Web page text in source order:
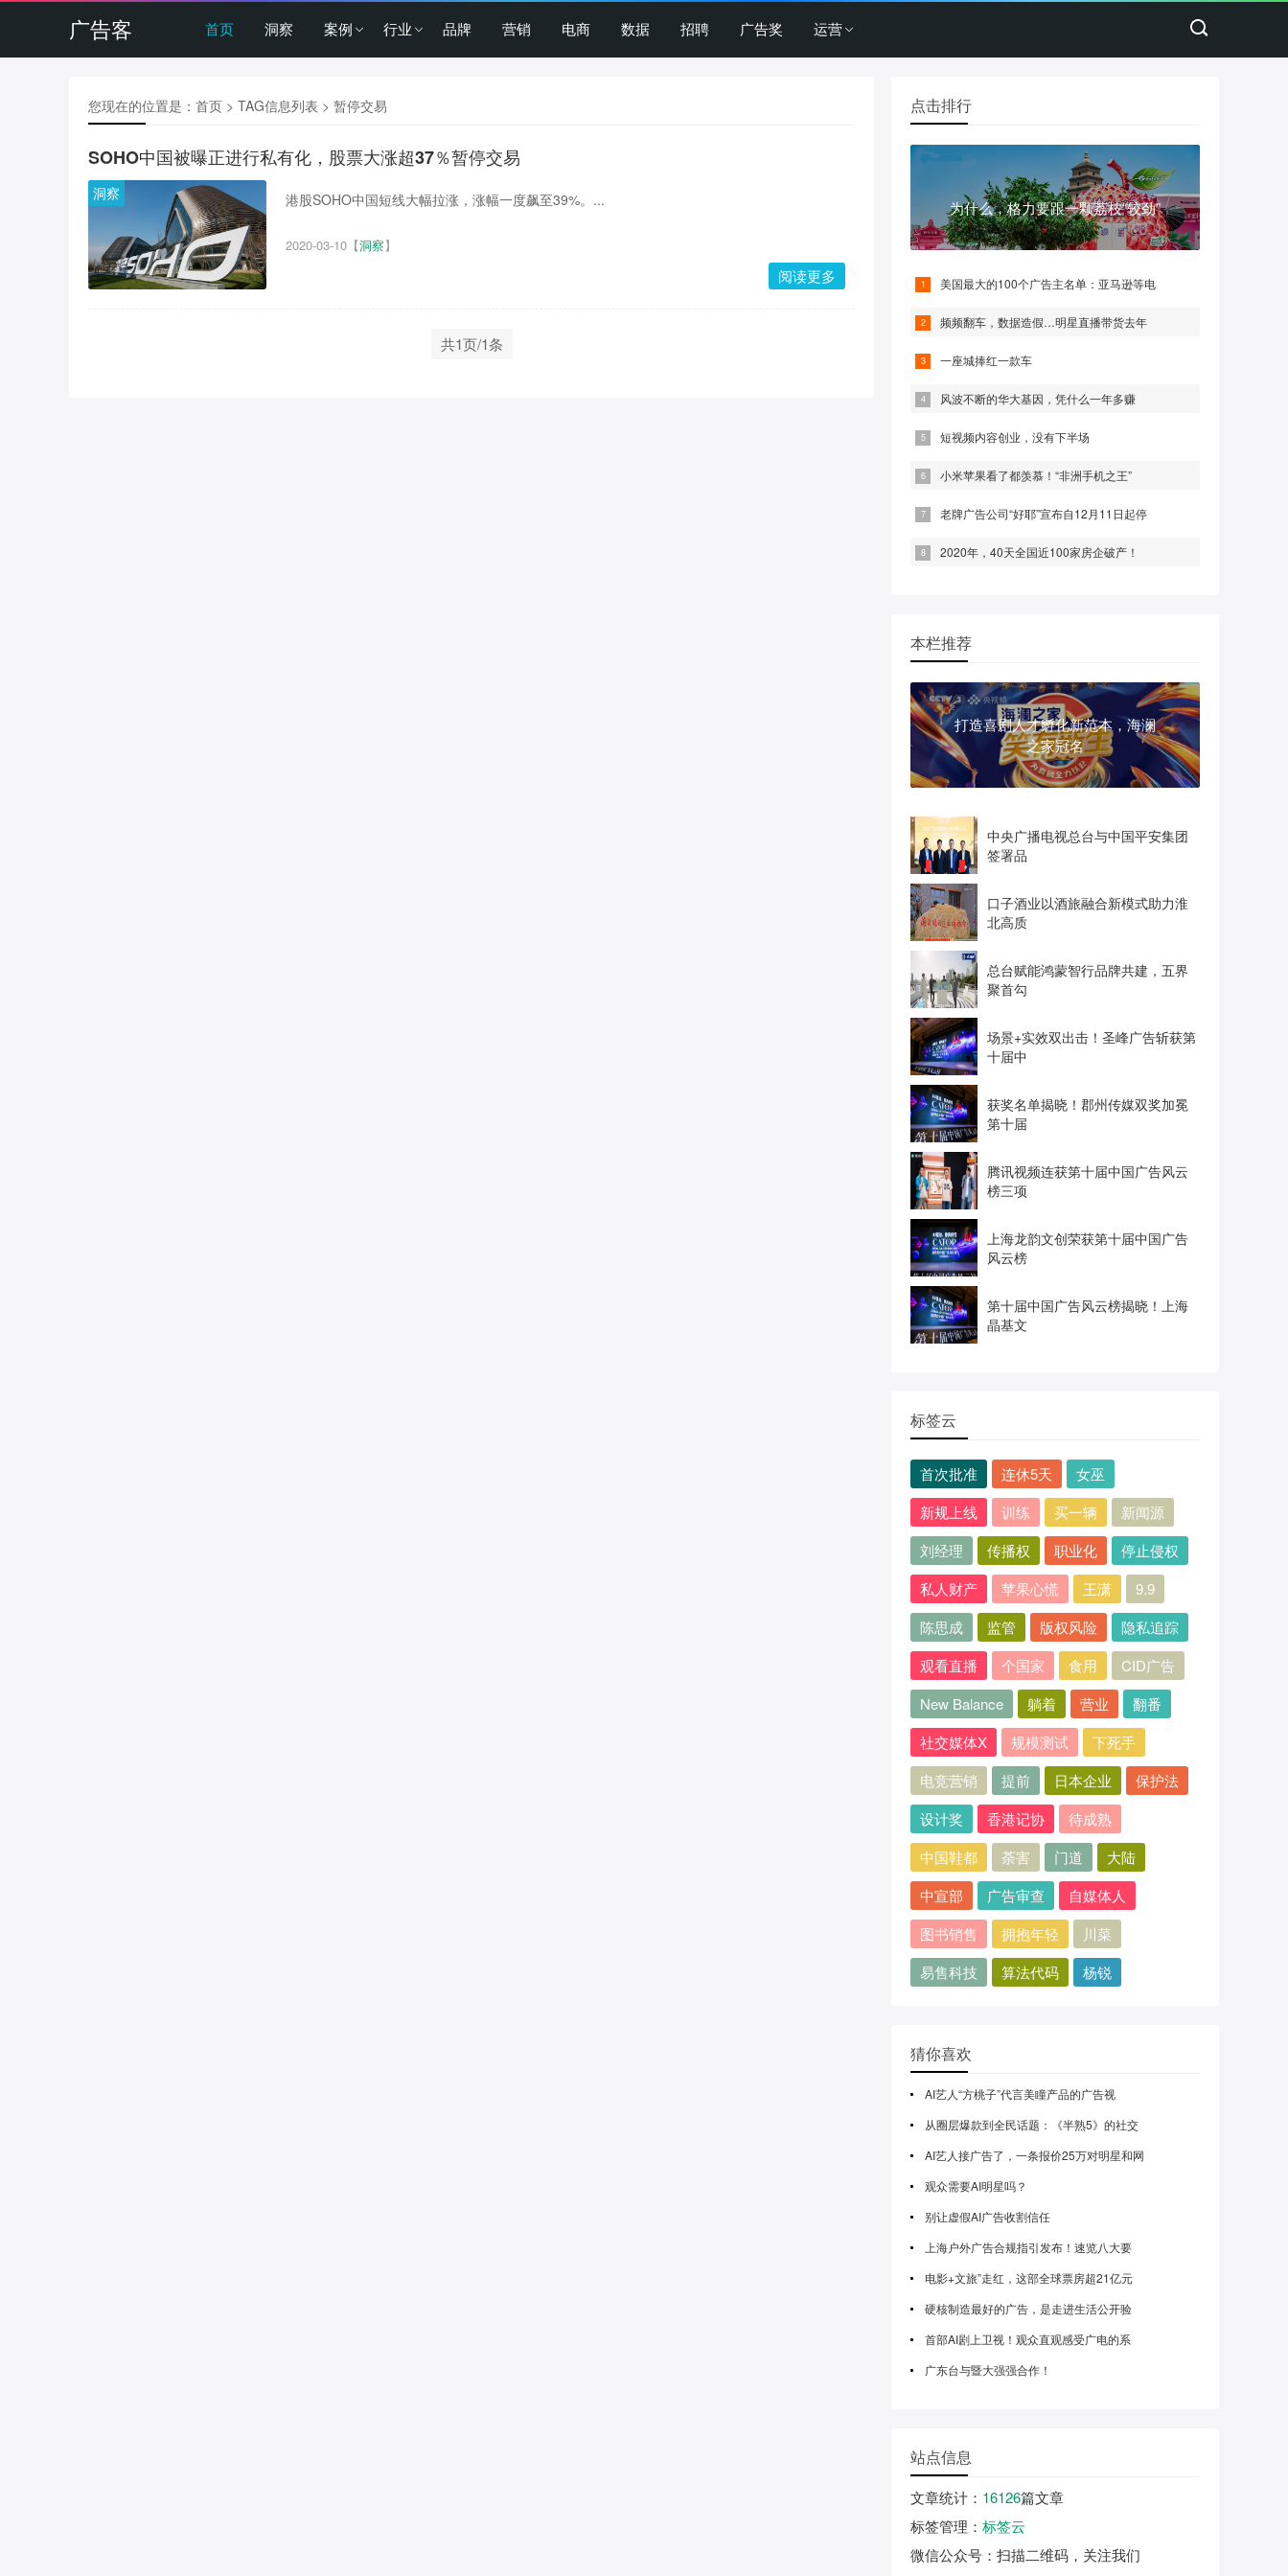
广告客 首页 洞察 案例 行业 品牌 营销 电商 数据 招聘 广告奖 运营
您现在的位置是： 首页 > TAG信息列表 > 暂停交易
SOHO中国被曝正进行私有化，股票大涨超37％暂停交易
洞察 港股SOHO中国短线大幅拉涨，涨幅一度飙至39%。...
2020-03-10【洞察】
阅读更多
共1页/1条
点击排行
为什么，格力要跟一颗荔枝“较劲”
美国最大的100个广告主名单：亚马逊等电
频频翻车，数据造假…明星直播带货去年
一座城捧红一款车
风波不断的华大基因，凭什么一年多赚
短视频内容创业，没有下半场
小米苹果看了都羡慕！“非洲手机之王”
老牌广告公司“好耶”宣布自12月11日起停
2020年，40天全国近100家房企破产！
本栏推荐
打造喜剧人才孵化新范本，海澜
之家冠名
中央广播电视总台与中国平安集团
签署品
口子酒业以酒旅融合新模式助力淮
北高质
总台赋能鸿蒙智行品牌共建，五界
聚首勾
场景+实效双出击！圣峰广告斩获第
十届中
获奖名单揭晓！郡州传媒双奖加冕
第十届
腾讯视频连获第十届中国广告风云
榜三项
上海龙韵文创荣获第十届中国广告
风云榜
第十届中国广告风云榜揭晓！上海
晶基文
标签云
首次批准 连休5天
女巫
新规上线
训练 买一辆
新闻源
刘经理
传播权 职业化
停止侵权
私人财产
苹果心慌 王潇
9.9
陈思成
监管 版权风险
隐私追踪
观看直播
个国家 食用
CID广告
New Balance
躺着 营业
翻番
社交媒体X
规模测试
下死手
电竞营销
提前 日本企业
保护法
设计奖
香港记协
待成熟
中国鞋都
荼害 门道
大陆
中宣部
广告审查
自媒体人
图书销售
拥抱年轻
川菜
易售科技
算法代码 杨锐
猜你喜欢
AI艺人“方桃子”代言美瞳产品的广告视
从圈层爆款到全民话题：《半熟5》的社交
AI艺人接广告了，一条报价25万对明星和网
观众需要AI明星吗？
别让虚假AI广告收割信任
上海户外广告合规指引发布！速览八大要
电影+文旅”走红，这部全球票房超21亿元
硬核制造最好的广告，是走进生活公开验
首部AI剧上卫视！观众直观感受广电的系
广东台与暨大强强合作！
站点信息
文章统计 ： 16126篇文章
标签管理 ： 标签云
微信公众号 ：扫描二维码，关注我们